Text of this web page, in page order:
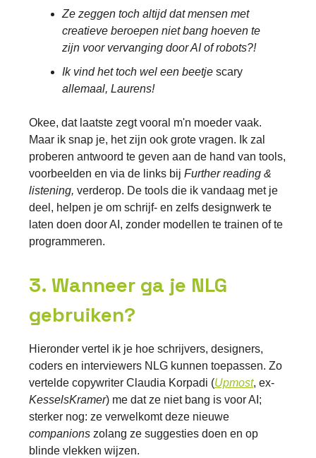
Ze zeggen toch altijd dat mensen met
creatieve beroepen niet bang hoeven te
zijn voor vervanging door AI of robots?!
Ik vind het toch wel een beetje scary
allemaal, Laurens!
Okee, dat laatste zegt vooral m'n moeder vaak.
Maar ik snap je, het zijn ook grote vragen. Ik zal
proberen antwoord te geven aan de hand van tools,
voorbeelden en via de links bij Further reading &
listening, verderop. De tools die ik vandaag met je
deel, helpen je om schrijf- en zelfs designwerk te
laten doen door AI, zonder modellen te trainen of te
programmeren.
3. Wanneer ga je NLG
gebruiken?
Hieronder vertel ik je hoe schrijvers, designers,
coders en interviewers NLG kunnen toepassen. Zo
vertelde copywriter Claudia Korpadi (Upmost, ex-
KesselsKramer) me dat ze niet bang is voor AI;
sterker nog: ze verwelkomt deze nieuwe
companions zolang ze suggesties doen en op
blinde vlekken wijzen.